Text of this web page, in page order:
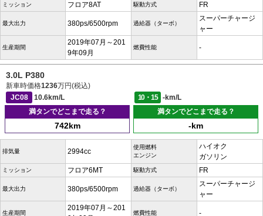
ミッション フロア8AT 駆動方式 FR
最大出力 380ps/6500rpm 過給器（ターボ）
スーパーチャージ
ャー
生産期間
2019年07月～201
9年09月
燃費性能 -
3.0L P380
新車時価格1236万円(税込)
JC08
10.6km/L 10・15
-km/L
満タンでどこまで走る？
742km
満タンでどこまで走る？
-km
排気量 2994cc
使用燃料
エンジン
ハイオク
ガソリン
ミッション フロア6MT 駆動方式 FR
最大出力 380ps/6500rpm 過給器（ターボ）
スーパーチャージ
ャー
生産期間
2019年07月～201
燃費性能 -